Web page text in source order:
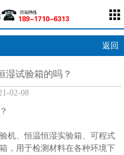
返回
湿试验箱的吗？
02-08
机、恒温恒湿实验箱、可程式
，用于检测材料在各种环境下